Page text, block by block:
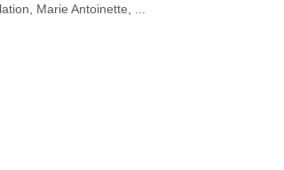
Marie Antoinette, ...